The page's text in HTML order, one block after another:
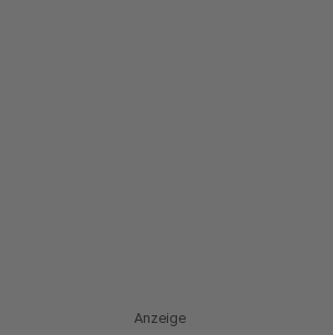
Anzeige